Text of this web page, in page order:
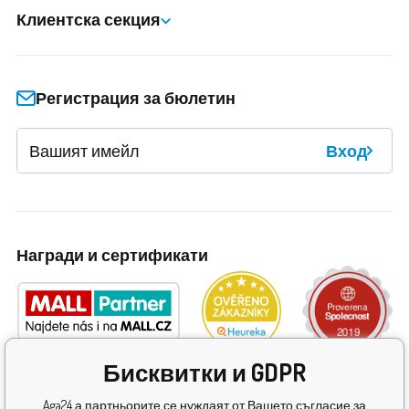
Клиентска секция
Регистрация за бюлетин
Вход
Награди и сертификати
Бисквитки и GDPR
Aga24 а партньорите се нуждаят от Вашето съгласие за